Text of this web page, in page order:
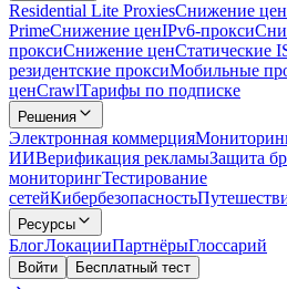
Residential Lite ProxiesСнижение цен
PrimeСнижение ценIPv6-прокси
проксиСнижение ценСтатические
резидентские проксиМобильные
ценCrawlТарифы по подписке
Решения
Электронная коммерция
ИИВерификация рекламыЗащита
мониторингТестирование
сетейКибербезопасность
Ресурсы
БлогЛокацииПартнёрыГлоссарий
Войти Бесплатный тест